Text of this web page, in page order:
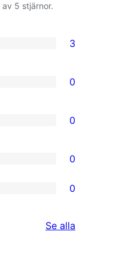
av 5 stjärnor.
3
0
0
0
0
Se alla